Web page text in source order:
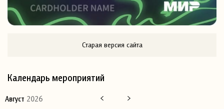
Старая версия сайта
Календарь мероприятий
Август 2026